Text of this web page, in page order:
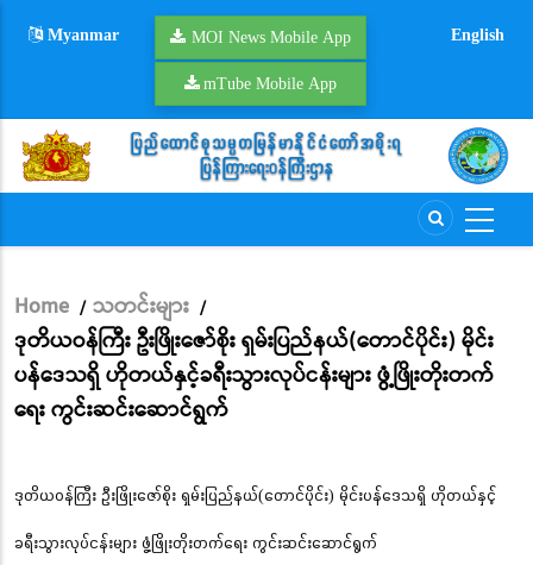
Myanmar MOI News Mobile App
mTube Mobile App
English
Breadcrumb
Home / သတင်းများ /
ဒုတိယဝန်ကြီး ဦးဖြိုးဇော်စိုး ရှမ်းပြည်နယ်(တောင်ပိုင်း) မိုင်း
ပန်ဒေသရှိ ဟိုတယ်နှင့်ခရီးသွားလုပ်ငန်းများ ဖွံ့ဖြိုးတိုးတက်
ရေး ကွင်းဆင်းဆောင်ရွက်
ဒုတိယဝန်ကြီး ဦးဖြိုးဇော်စိုး ရှမ်းပြည်နယ်(တောင်ပိုင်း) မိုင်းပန်ဒေသရှိ ဟိုတယ်နှင့်
ခရီးသွားလုပ်ငန်းများ ဖွံ့ဖြိုးတိုးတက်ရေး ကွင်းဆင်းဆောင်ရွက်